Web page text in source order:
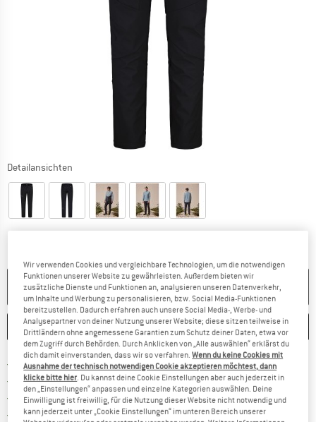
Detailansichten
NICHT MEHR LIEFERBAR
MERKEN VERGLEICHEN
Portofrei ab 69 € (DE)Finde mehr Informationen zu den
100 Tage RückgaberechtGehe hier zu den Rückgabe-
Kauf auf RechnungFinde die Zahlungs-Infos hier! Öffnet
Trusted Shops KäuferschutzFinde alle Infos hier!
Wir verwenden Cookies und vergleichbare Technologien, um die notwendigen
Funktionen unserer Website zu gewährleisten. Außerdem bieten wir
zusätzliche Dienste und Funktionen an, analysieren unseren Datenverkehr,
um Inhalte und Werbung zu personalisieren, bzw. Social Media-Funktionen
bereitzustellen. Dadurch erfahren auch unsere Social Media-, Werbe- und
Analysepartner von deiner Nutzung unserer Website; diese sitzen teilweise in
Drittländern ohne angemessene Garantien zum Schutz deiner Daten, etwa vor
dem Zugriff durch Behörden. Durch Anklicken von „Alle auswählen“ erklärst du
dich damit einverstanden, dass wir so verfahren.Wenn du keine Cookies mit
Ausnahme der technisch notwendigen Cookie akzeptieren möchtest, dann
klicke bitte hier. Du kannst deine Cookie Einstellungen aber auch jederzeit in
den „Einstellungen“ anpassen und einzelne Kategorien auswählen. Deine
Einwilligung ist freiwillig, für die Nutzung dieser Website nicht notwendig und
kann jederzeit unter „Cookie Einstellungen“ im unteren Bereich unserer